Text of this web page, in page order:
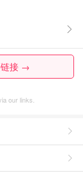
链接 →
our links.